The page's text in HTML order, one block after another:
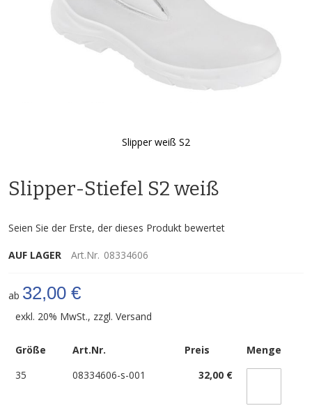
Slipper weiß S2
der
Bildgalerie
Slipper-Stiefel S2 weiß
Seien Sie der Erste, der dieses Produkt bewertet
AUF LAGER Art.Nr. 08334606
ab 32,00 €
exkl. 20% MwSt., zzgl. Versand
Größe Art.Nr. Preis
Menge
35
08334606-s-001 32,00 €